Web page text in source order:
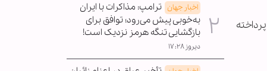
اخبار جهان ترامپ: مذاکرات با ایران
به‌خوبی پیش می‌رود؛ توافق برای
بازگشایی تنگه هرمز نزدیک است!
دیروز ۱۷:۲۸